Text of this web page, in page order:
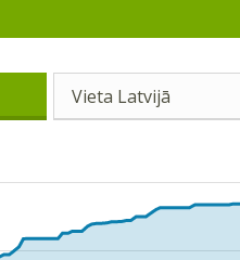
Vieta Latvijā